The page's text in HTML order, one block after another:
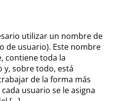
utilizar un nombre de
de usuario). Este nombre
contiene toda la
sobre todo, está
de la forma más
usuario se le asigna